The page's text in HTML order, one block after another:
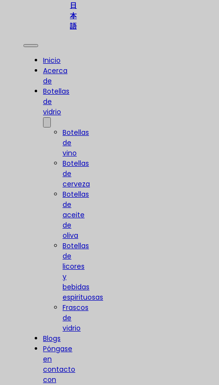
日
本
語
Inicio
Acerca
de
Botellas
de
vidrio
Botellas
de
vino
Botellas
de
cerveza
Botellas
de
aceite
de
oliva
Botellas
de
licores
y
bebidas
espirituosas
Frascos
de
vidrio
Blogs
Póngase
en
contacto
con